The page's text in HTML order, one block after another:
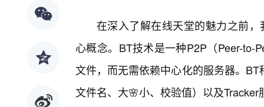
在深入了解在线天堂的魅力之前
心概念。BT技术是一种P2P（Peer-to-
文件，而无需依赖中心化的服务器。
文件名、大🌸小、校验值）以及